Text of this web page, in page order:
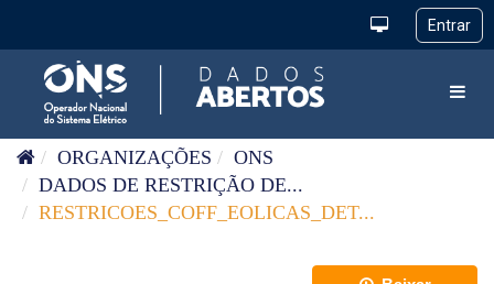
ORGANIZAÇÕES
ONS
DADOS DE RESTRIÇÃO DE...
RESTRICOES_COFF_EOLICAS_DET...